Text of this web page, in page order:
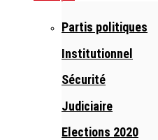
Partis politiques
Institutionnel
Sécurité
Judiciaire
Elections 2020